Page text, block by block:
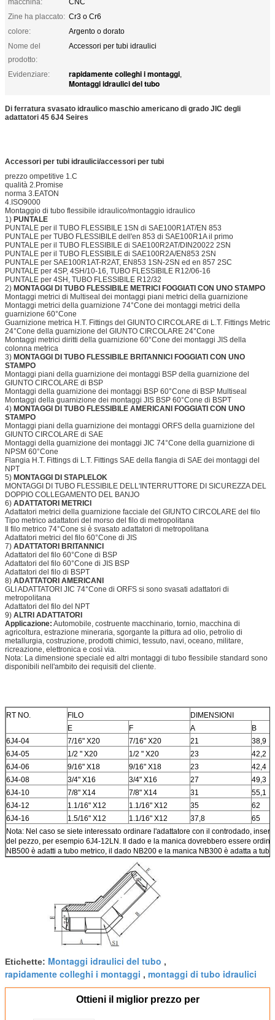
macchina:
CNC
Zine ha placcato: Cr3 o Cr6
colore:
Argento o dorato
Nome del
prodotto:
Accessori per tubi idraulici
Evidenziare: rapidamente colleghi i montaggi,
Montaggi idraulici del tubo
Di ferratura svasato idraulico maschio americano di grado JIC degli
adattatori 45 6J4 Seires
Accessori per tubi idraulici/accessori per tubi
prezzo ompetitive 1.C
qualità 2.Promise
norma 3.EATON
4.ISO9000
Montaggio di tubo flessibile idraulico/montaggio idraulico
1) PUNTALE
PUNTALE per il TUBO FLESSIBILE 1SN di SAE100R1AT/EN 853
PUNTALE per TUBO FLESSIBILE dell'en 853 di SAE100R1A il primo
PUNTALE per il TUBO FLESSIBILE di SAE100R2AT/DIN20022 2SN
PUNTALE per il TUBO FLESSIBILE di SAE100R2A/EN853 2SN
PUNTALE per SAE100R1AT-R2AT, EN853 1SN-2SN ed en 857 2SC
PUNTALE per 4SP, 4SH/10-16, TUBO FLESSIBILE R12/06-16
PUNTALE per 4SH, TUBO FLESSIBILE R12/32
2) MONTAGGI DI TUBO FLESSIBILE METRICI FOGGIATI CON UNO STAMPO
Montaggi metrici di Multiseal dei montaggi piani metrici della guarnizione
Montaggi metrici della guarnizione 74°Cone dei montaggi metrici della
guarnizione 60°Cone
Guarnizione metrica H.T. Fittings del GIUNTO CIRCOLARE di L.T. Fittings Metric
24°Cone della guarnizione del GIUNTO CIRCOLARE 24°Cone
Montaggi metrici diritti della guarnizione 60°Cone dei montaggi JIS della
colonna metrica
3) MONTAGGI DI TUBO FLESSIBILE BRITANNICI FOGGIATI CON UNO
STAMPO
Montaggi piani della guarnizione dei montaggi BSP della guarnizione del
GIUNTO CIRCOLARE di BSP
Montaggi della guarnizione dei montaggi BSP 60°Cone di BSP Multiseal
Montaggi della guarnizione dei montaggi JIS BSP 60°Cone di BSPT
4) MONTAGGI DI TUBO FLESSIBILE AMERICANI FOGGIATI CON UNO
STAMPO
Montaggi piani della guarnizione dei montaggi ORFS della guarnizione del
GIUNTO CIRCOLARE di SAE
Montaggi della guarnizione dei montaggi JIC 74°Cone della guarnizione di
NPSM 60°Cone
Flangia H.T. Fittings di L.T. Fittings SAE della flangia di SAE dei montaggi del
NPT
5) MONTAGGI DI STAPLELOK
MONTAGGI DI TUBO FLESSIBILE DELL'INTERRUTTORE DI SICUREZZA DEL
DOPPIO COLLEGAMENTO DEL BANJO
6) ADATTATORI METRICI
Adattatori metrici della guarnizione facciale del GIUNTO CIRCOLARE del filo
Tipo metrico adattatori del morso del filo di metropolitana
Il filo metrico 74°Cone si è svasato adattatori di metropolitana
Adattatori metrici del filo 60°Cone di JIS
7) ADATTATORI BRITANNICI
Adattatori del filo 60°Cone di BSP
Adattatori del filo 60°Cone di JIS BSP
Adattatori del filo di BSPT
8) ADATTATORI AMERICANI
GLI ADATTATORI JIC 74°Cone di ORFS si sono svasati adattatori di
metropolitana
Adattatori del filo del NPT
9) ALTRI ADATTATORI
Applicazione: Automobile, costruente macchinario, tornio, macchina di
agricoltura, estrazione mineraria, sgorgante la pittura ad olio, petrolio di
metallurgia, costruzione, prodotti chimici, tessuto, navi, oceano, militare,
ricreazione, elettronica e così via.
Nota: La dimensione speciale ed altri montaggi di tubo flessibile standard sono
disponibili nell'ambito dei requisiti del cliente.
RT NO. FILO
DIMENSIONI
E
F A
B
6J4-04
7/16" X20 7/16" X20 21
38,9
6J4-05
1/2 " X20 1/2 " X20 23
42,2
6J4-06
9/16" X18 9/16" X18 23
42,4
6J4-08
3/4" X16 3/4" X16 27
49,3
6J4-10
7/8" X14 7/8" X14 31
55,1
6J4-12
1.1/16" X12 1.1/16" X12 35
62
6J4-16
1.5/16" X12 1.1/16" X12 37,8
65
Nota: Nel caso se siete interessato ordinare l'adattatore con il controdado,
del pezzo, per esempio 6J4-12LN. Il dado e la manica dovrebbero essere
NB500 è adatti a tubo metrico, il dado NB200 e la manica NB300 è adatta a
Etichette: Montaggi idraulici del tubo ,
rapidamente colleghi i montaggi , montaggi di tubo idraulici
Ottieni il miglior prezzo per